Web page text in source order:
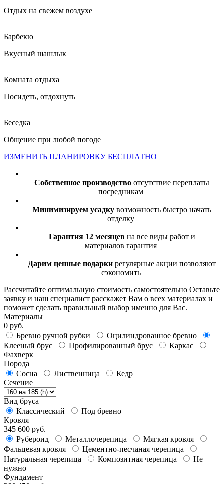
Отдых на свежем воздухе
Барбекю
Вкусный шашлык
Комната отдыха
Посидеть, отдохнуть
Беседка
Общение при любой погоде
ИЗМЕНИТЬ ПЛАНИРОВКУ БЕСПЛАТНО
Собственное производство отсутствие переплаты
посредникам
Минимизируем усадку возможность быстро начать
отделку
Гарантия 12 месяцев на все виды работ и
материалов гарантия
Дарим ценные подарки регулярные акции позволяют
сэкономить
Рассчитайте оптимальную стоимость самостоятельно Оставьте
заявку и наш специалист расскажет Вам о всех материалах и
поможет сделать правильный выбор именно для Вас.
Материалы
0 руб.
Бревно ручной рубки
Оцилиндрованное бревно
Клееный брус
Профилированный брус
Каркас
Фахверк
Порода
Сосна
Лиственница
Кедр
Сечение
Вид бруса
Классический
Под бревно
Кровля
345 600 руб.
Рубероид
Металлочерепица
Мягкая кровля
Фальцевая кровля
Цементно-песчаная черепица
Натуральная черепица
Композитная черепица
Не
нужно
Фундамент